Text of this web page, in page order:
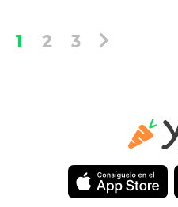
1 2 3